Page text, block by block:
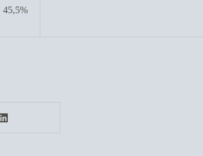
45,5%